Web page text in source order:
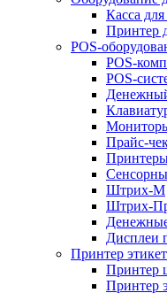
Касса
Принтер
POS-
POS-
POS-
Прайс-
Штрих-М
Штрих-
Дисплеи
Принтер
Принтер
Принтер